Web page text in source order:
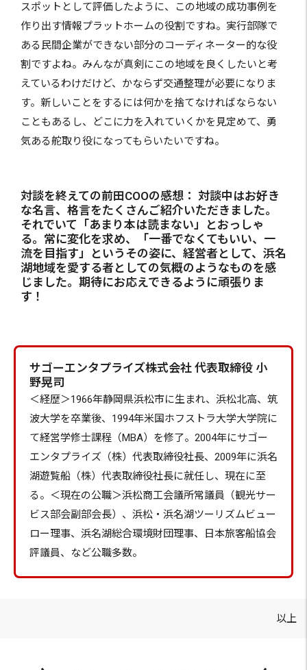
スポットとして評価したように、この地域の成功事例を
作り出す情報プラットホームの役割ですね。実行部隊で
ある民間企業ができない部分のコーディネーター的な役
割ですよね。みんなが真剣にこの地域を良くしたいと考
えているわけだけど、かならず交通整理が必要になりま
す。新しいことをするには何かを捨てなければならない
こともあるし、どこに力を入れていくかを見定めて、勇
気ある舵取り役になってもらいたいですね。
対談を終えての前田COOの感想： 対談中はお好き
な名言、格言をたくさんご紹介いただきました。
それでいて「あまり本は読まない」とおっしゃ
る。常に変化を求め、「一番でなくてもいい、一
流を目指す」というその姿に、経営者として、浜名
湖地域を愛する者としての気概のようなものを感
じました。期待にお応えできるように頑張りま
す！
サゴーエンタプライズ株式会社 代表取締役 小
野晃司
＜経歴＞1966年静岡県浜松市に生まれ、浜松北高、筑
波大学を卒業後、1994年米国ホフストラ大学大学院に
て経営学修士課程（MBA）を修了。2004年にサゴー
エンタプライズ（株）代表取締役社長、2009年に浜名
湖遊覧船（株）代表取締役社長に就任し、現在に至
る。＜現在の公職＞浜松商工会議所常議員（観光サー
ビス部会副部会長）、浜松・浜名湖ツーリズムビュー
ロー理事、浜名湖総合環境財団理事、日本旅客船協会
評議員、など公職多数。
以上